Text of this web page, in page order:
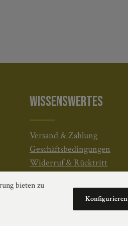
WISSENSWERTES
Versand & Zahlung
Geschäftsbedingungen
Widerruf & Rücktritt
Öffnungszeiten:
Mo–Do: 08:30–17:00 Uhr
bieten zu
Konfigurieren